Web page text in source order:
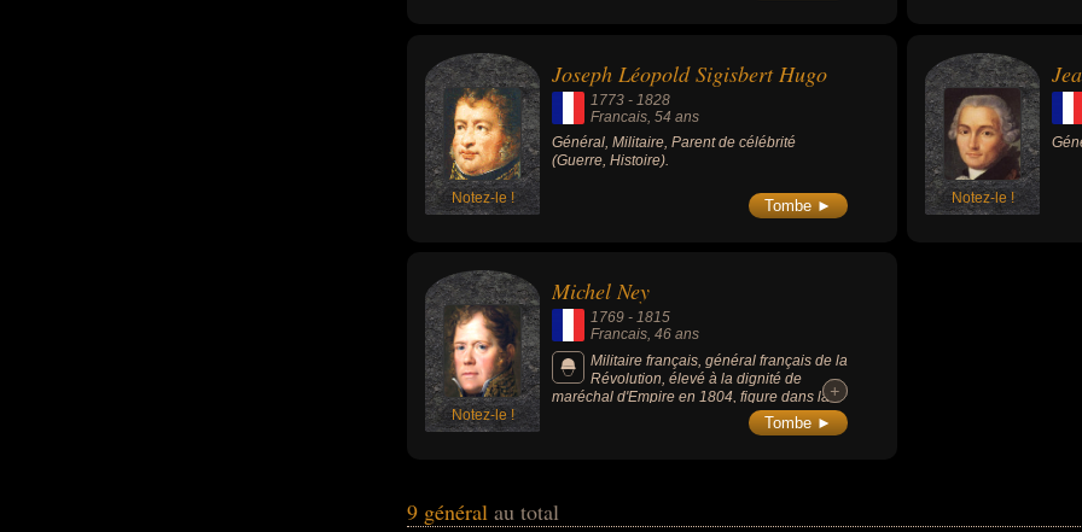
Notez-le !
Joseph Léopold Sigisbert Hugo
1773 - 1828
Francais , 54 ans
Général, Militaire, Parent de célébrité
(Guerre, Histoire).
Tombe ► Notez-le !
Notez-le !
Michel Ney
1769 - 1815
Francais , 46 ans
Militaire français, général français de la
Révolution, élevé à la dignité de
maréchal d'Empire en 1804, figure dans la
première promotion des maréchaux nommés
par Napoléon Ier en 1804, est surnommé par
+
+
Tombe ►
9 général au total